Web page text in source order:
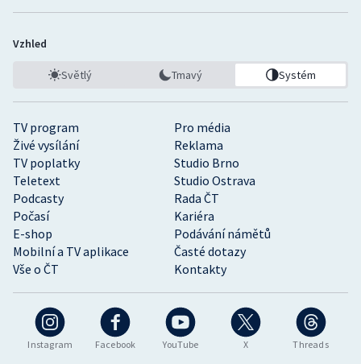
Instagram Facebook YouTube X Threads
TV program
Pro média
Živé vysílání
Reklama
TV poplatky
Studio Brno
Teletext
Studio Ostrava
Podcasty
Rada ČT
Počasí
Kariéra
E-shop
Podávání námětů
Mobilní a TV aplikace
Časté dotazy
Vše o ČT
Kontakty
Vzhled
Světlý Tmavý Systém